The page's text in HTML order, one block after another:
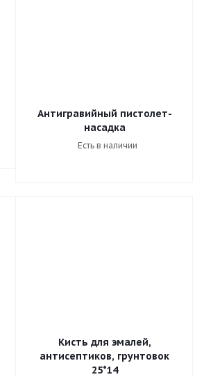
Антигравийный пистолет-
насадка
Есть в наличии
Кисть для эмалей,
антисептиков, грунтовок
25*14